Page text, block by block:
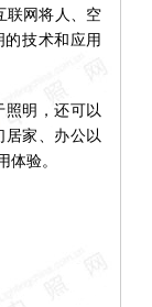
联网将人、空
技术和应用
明，还可以
家、办公以
验。